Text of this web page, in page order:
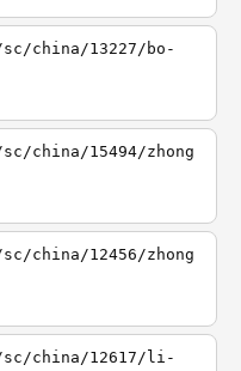
sc/china/13227/bo-
china/15494/zhong
china/12456/zhong
sc/china/12617/li-